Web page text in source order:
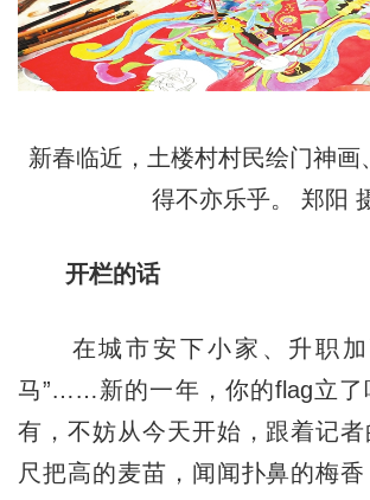
新春临近，土楼村村民绘门神画
得不亦乐乎。 郑阳
开栏的话
在城市安下小家、升职加
马”……新的一年，你的flag立了
有，不妨从今天开始，跟着记
尺把高的麦苗，闻闻扑鼻的梅